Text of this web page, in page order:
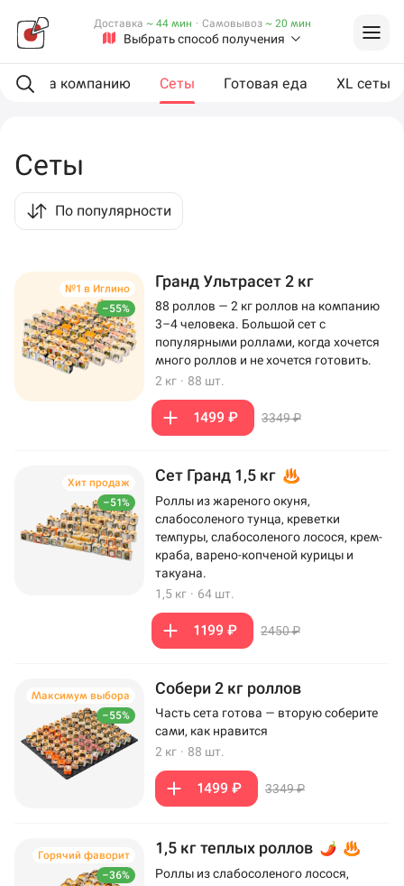
Выбрать способ получения
Доставка ~ 44 мин · Самовывоз ~ 20 мин
На компанию Сеты Готовая еда XL сеты
Сеты
По популярности
–55%
№1 в Иглино Гранд Ультрасет 2 кг
88 роллов — 2 кг роллов на компанию
3–4 человека. Большой сет с
популярными роллами, когда хочется
много роллов и не хочется готовить.
2 кг · 88 шт.
1499 ₽ 3349 ₽
–51%
Хит продаж Сет Гранд 1,5 кг
Роллы из жареного окуня,
слабосоленого тунца, креветки
темпуры, слабосоленого лосося, крем-
краба, варено-копченой курицы и
такуана.
1,5 кг · 64 шт.
1199 ₽ 2450 ₽
–55%
Максимум выбора Собери 2 кг роллов
Часть сета готова — вторую соберите
сами, как нравится
2 кг · 88 шт.
1499 ₽ 3349 ₽
–36%
Горячий фаворит 1,5 кг теплых роллов
Роллы из слабосоленого лосося,